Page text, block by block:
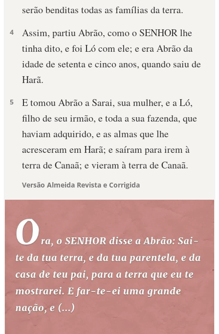
serão benditas todas as famílias da terra.
4
Assim, partiu Abrão, como o SENHOR lhe
tinha dito, e foi Ló com ele; e era Abrão da
idade de setenta e cinco anos, quando saiu de
Harã.
5
E tomou Abrão a Sarai, sua mulher, e a Ló,
filho de seu irmão, e toda a sua fazenda, que
haviam adquirido, e as almas que lhe
acresceram em Harã; e saíram para irem à
terra de Canaã; e vieram à terra de Canaã.
Versão Almeida Revista e Corrigida